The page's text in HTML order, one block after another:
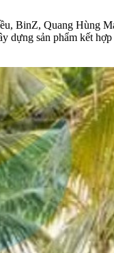
BinZ, Quang Hùng
sản phẩm kết